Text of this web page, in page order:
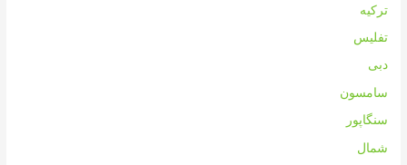
ترکیه
تفلیس
دبی
سامسون
سنگاپور
شمال